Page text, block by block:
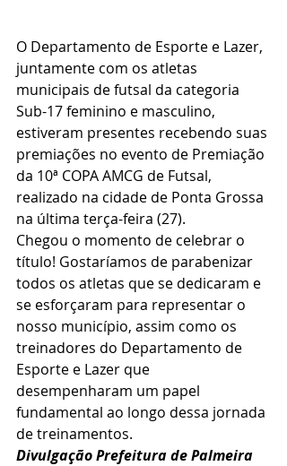
O Departamento de Esporte e Lazer,
juntamente com os atletas
municipais de futsal da categoria
Sub-17 feminino e masculino,
estiveram presentes recebendo suas
premiações no evento de Premiação
da 10ª COPA AMCG de Futsal,
realizado na cidade de Ponta Grossa
na última terça-feira (27).
Chegou o momento de celebrar o
título! Gostaríamos de parabenizar
todos os atletas que se dedicaram e
se esforçaram para representar o
nosso município, assim como os
treinadores do Departamento de
Esporte e Lazer que
desempenharam um papel
fundamental ao longo dessa jornada
de treinamentos.
Divulgação Prefeitura de Palmeira